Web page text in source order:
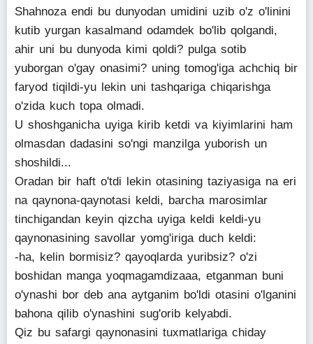
Shahnoza endi bu dunyodan umidini uzib o'z o'linini
kutib yurgan kasalmand odamdek bo'lib qolgandi,
ahir uni bu dunyoda kimi qoldi? pulga sotib
yuborgan o'gay onasimi? uning tomog'iga achchiq bir
faryod tiqildi-yu lekin uni tashqariga chiqarishga
o'zida kuch topa olmadi.
U shoshganicha uyiga kirib ketdi va kiyimlarini ham
olmasdan dadasini so'ngi manzilga yuborish un
shoshildi...
Oradan bir haft o'tdi lekin otasining taziyasiga na eri
na qaynona-qaynotasi keldi, barcha marosimlar
tinchigandan keyin qizcha uyiga keldi keldi-yu
qaynonasining savollar yomg'iriga duch keldi:
-ha, kelin bormisiz? qayoqlarda yuribsiz? o'zi
boshidan manga yoqmagamdizaaa, etganman buni
o'ynashi bor deb ana aytganim bo'ldi otasini o'lganini
bahona qilib o'ynashini sug'orib kelyabdi.
Qiz bu safargi qaynonasini tuxmatlariga chiday